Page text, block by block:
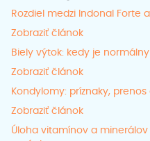
Rozdiel medzi Indonal Forte
Zobraziť článok
Biely výtok: kedy je
Zobraziť článok
Kondylomy: príznaky,
Zobraziť článok
Úloha vitamínov a